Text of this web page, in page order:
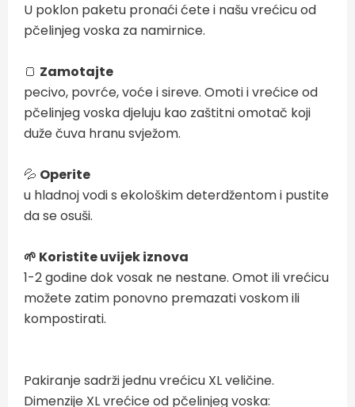
U poklon paketu pronaći ćete i našu vrećicu od
pčelinjeg voska za namirnice.
🍞 Zamotajte
pecivo, povrće, voće i sireve. Omoti i vrećice od
pčelinjeg voska djeluju kao zaštitni omotač koji
duže čuva hranu svježom.
💦 Operite
u hladnoj vodi s ekološkim deterdžentom i pustite
da se osuši.
🌱 Koristite uvijek iznova
1-2 godine dok vosak ne nestane. Omot ili vrećicu
možete zatim ponovno premazati voskom ili
kompostirati.
Pakiranje sadrži jednu vrećicu XL veličine.
Dimenzije XL vrećice od pčelinjeg voska: